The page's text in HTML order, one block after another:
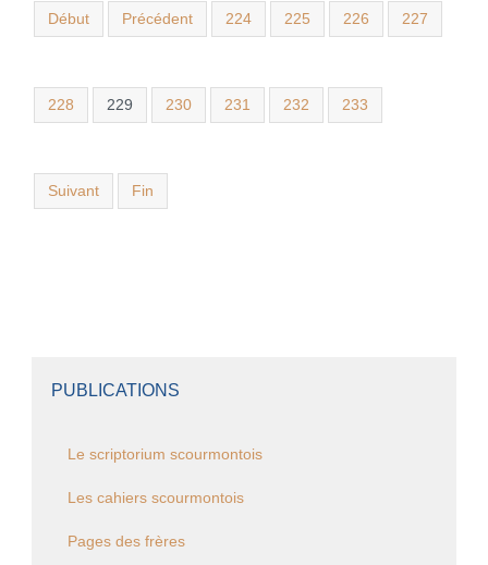
Début Précédent 224 225 226 227
228 229 230 231 232 233
Suivant Fin
PUBLICATIONS
Le scriptorium scourmontois
Les cahiers scourmontois
Pages des frères